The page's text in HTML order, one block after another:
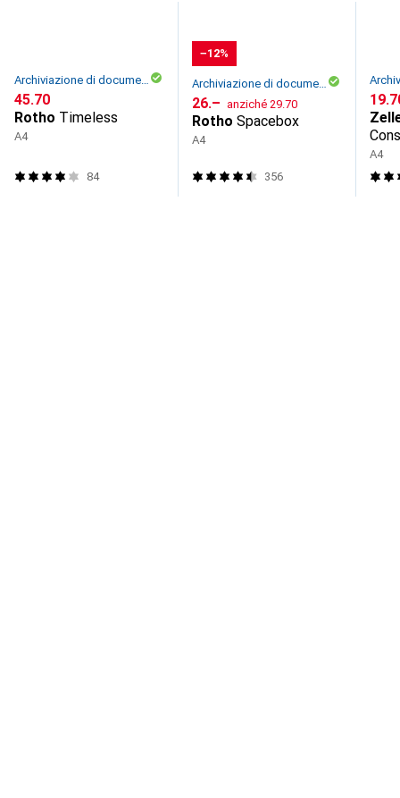
Archiviazione di documenti
CHF
45.70
Rotho Timeless
A4
84
−12%
Archiviazione di documenti
CHF
26.– anzichéCHF
29.70
Rotho Spacebox
A4
356
CHF
A4